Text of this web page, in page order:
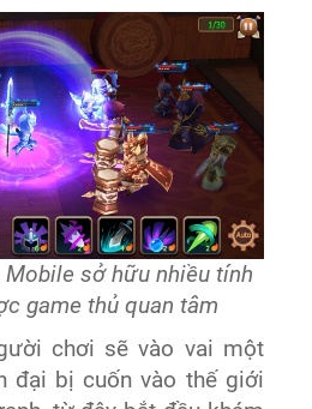
Mobile sở hữu nhiều tính
game thủ quan tâm
chơi sẽ vào vai một
đại bị cuốn vào thế giới